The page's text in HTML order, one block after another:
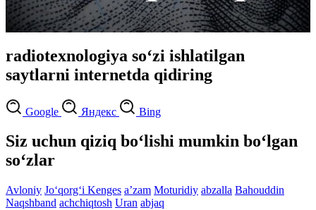
radiotexnologiya so‘zi ishlatilgan
saytlarni internetda qidiring
Google Яндекс Bing
Siz uchun qiziq bo‘lishi mumkin bo‘lgan
so‘zlar
Avloniy Jo‘qorg‘i Kenges aʼzam Moturidiy abzalla Bahouddin
Naqshband achchiqtosh Uran abjaq